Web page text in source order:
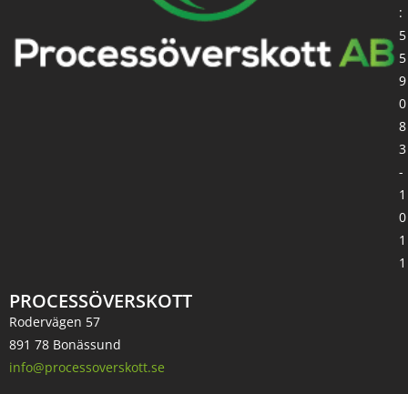
PROCESSÖVERSKOTT
Rodervägen 57
891 78 Bonässund
info@processoverskott.se
:
5
5
9
0
8
3
-
1
0
1
1